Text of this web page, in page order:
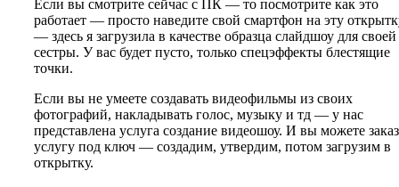
Если вы смотрите сейчас с ПК — то посмотрите как это
работает — просто наведите свой смартфон на эту
— здесь я загрузила в качестве образца слайдшоу для своей
сестры. У вас будет пусто, только спецэффекты блестящие
точки.
Если вы не умеете создавать видеофильмы из своих
фотографий, накладывать голос, музыку и тд — у нас
представлена услуга создание видеошоу. И вы можете
услугу под ключ — создадим, утвердим, потом загрузим в
открытку.